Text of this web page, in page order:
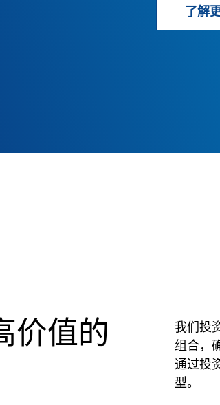
了解
价值的
我们投
组合，
通过投
型。